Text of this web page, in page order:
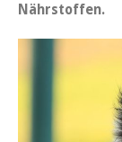
Nährstoffen.